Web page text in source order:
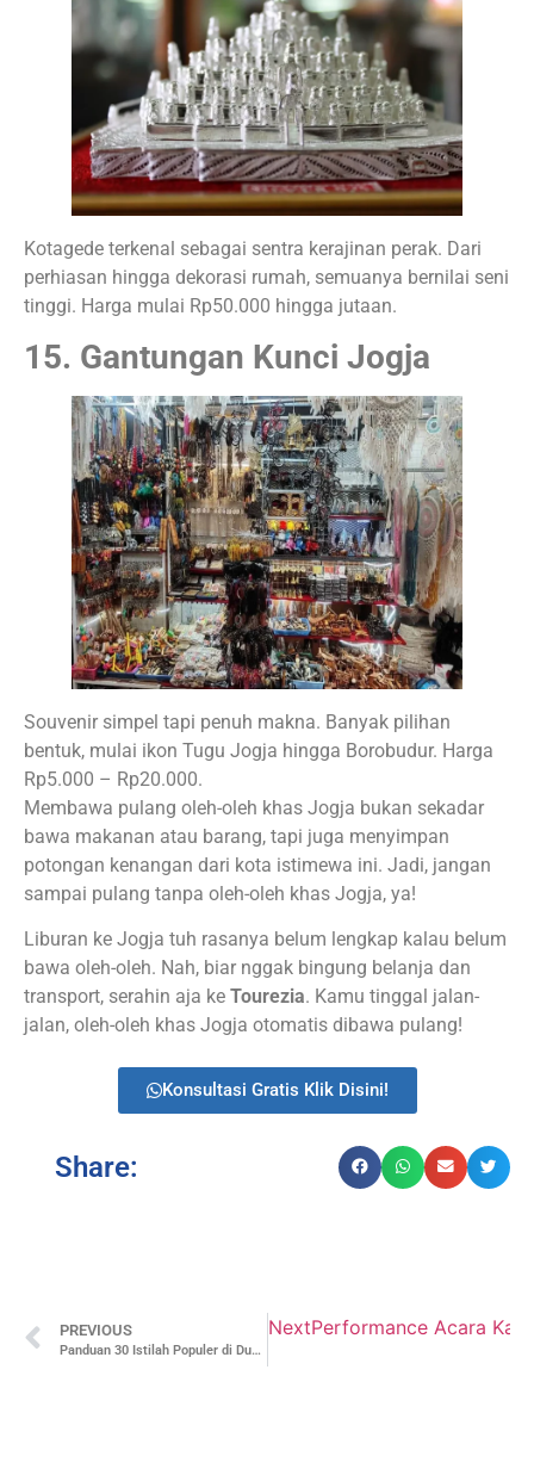
Kotagede terkenal sebagai sentra kerajinan perak. Dari
perhiasan hingga dekorasi rumah, semuanya bernilai seni
tinggi. Harga mulai Rp50.000 hingga jutaan.
15. Gantungan Kunci Jogja
Souvenir simpel tapi penuh makna. Banyak pilihan
bentuk, mulai ikon Tugu Jogja hingga Borobudur. Harga
Rp5.000 – Rp20.000.
Membawa pulang oleh-oleh khas Jogja bukan sekadar
bawa makanan atau barang, tapi juga menyimpan
potongan kenangan dari kota istimewa ini. Jadi, jangan
sampai pulang tanpa oleh-oleh khas Jogja, ya!
Liburan ke Jogja tuh rasanya belum lengkap kalau belum
bawa oleh-oleh. Nah, biar nggak bingung belanja dan
transport, serahin aja ke Tourezia. Kamu tinggal jalan-
jalan, oleh-oleh khas Jogja otomatis dibawa pulang!
Konsultasi Gratis Klik Disini!
Share:
PREVIOUS
Panduan 30 Istilah Populer di Dunia Pariwisata untuk Tour Agency
NextPerformance Acara